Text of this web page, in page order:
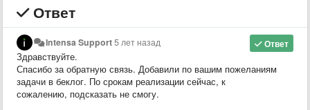
Ответ
Ответ
Intensa Support5 лет назад
Здравствуйте.
Спасибо за обратную связь. Добавили по вашим пожеланиям
задачи в беклог. По срокам реализации сейчас, к
сожалению, подсказать не смогу.